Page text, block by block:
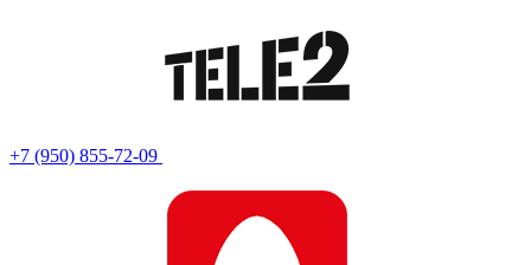
+7 (950) 855-72-09